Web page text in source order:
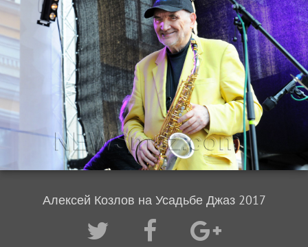
Алексей Козлов на Усадьбе Джаз 2017